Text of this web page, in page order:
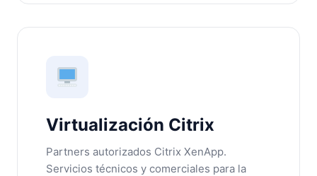
Virtualización Citrix
Partners autorizados Citrix XenApp.
Servicios técnicos y comerciales para la